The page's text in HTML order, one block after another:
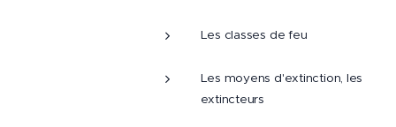
Les classes de feu
Les moyens d'extinction, les
extincteurs